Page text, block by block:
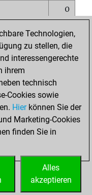
0
0
0
0
Technologien,
zu stellen, die
interessengerechte
ihrem
technisch
Cookies sowie
Hierkönnen Sie der
Marketing-Cookies
finden Sie in
Alles
akzeptieren